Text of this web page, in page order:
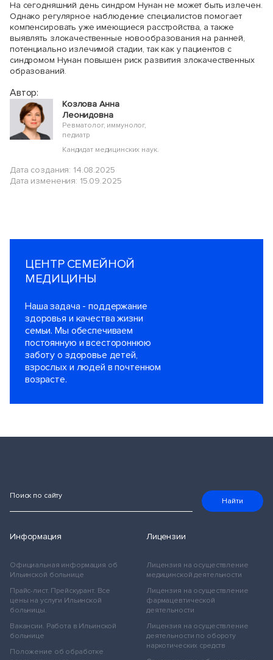
На сегодняшний день синдром Нунан не может быть излечен.
Однако регулярное наблюдение специалистов помогает
компенсировать уже имеющиеся расстройства, а также
выявлять злокачественные новообразования на ранней,
потенциально излечимой стадии, так как у пациентов с
синдромом Нунан повышен риск развития злокачественных
образований.
Автор:
Козлова Анна
Леонидовна
Ревматолог, иммунолог,
педиатр
Кандидат медицинских наук.
Дата создания: 14.08.2025
Дата изменения: 15.09.2025
ЦЕНТР СЕМЕЙНОЙ
МЕДИЦИНЫ
Наша задача - поддержание
здоровья и качества жизни
семьи. Мы обеспечиваем
постоянную и всестороннюю
заботу о здоровье детей,
взрослых и людей в почтенном
возрасте.
Поиск по сайту
Найти
Информация
Официальная информация об
Ильинской больнице
Прайс-лист. Прейскурант. Все
цены на услуги Ильинской
больницы.
Вакансии. Работа в Ильинской
больнице
Положение об обработке
Лицензии
Лицензия на осуществление
медицинской деятельности
Лицензия на осуществление
фармацевтической
деятельности
Лицензия на осуществление
деятельности по обороту
наркотических средств